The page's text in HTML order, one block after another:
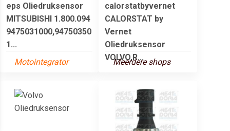
eps Oliedruksensor
MITSUBISHI 1.800.094
9475031000,94750350
1...
Motointegrator
calorstatbyvernet
CALORSTAT by
Vernet
Oliedruksensor
VOLVO,R...
Meerdere shops